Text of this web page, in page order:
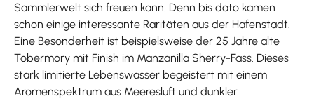
Sammlerwelt sich freuen kann. Denn bis dato kamen
schon einige interessante Raritäten aus der Hafenstadt.
Eine Besonderheit ist beispielsweise der 25 Jahre alte
Tobermory mit Finish im Manzanilla Sherry-Fass. Dieses
stark limitierte Lebenswasser begeistert mit einem
Aromenspektrum aus Meeresluft und dunkler